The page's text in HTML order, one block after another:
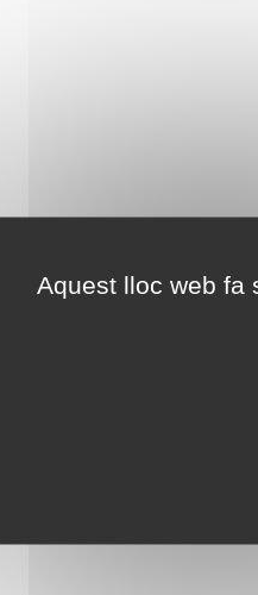
Aquest lloc web fa